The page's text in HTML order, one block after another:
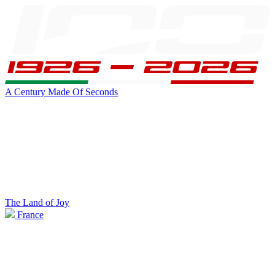
A Century Made Of Seconds
The Land of Joy
France